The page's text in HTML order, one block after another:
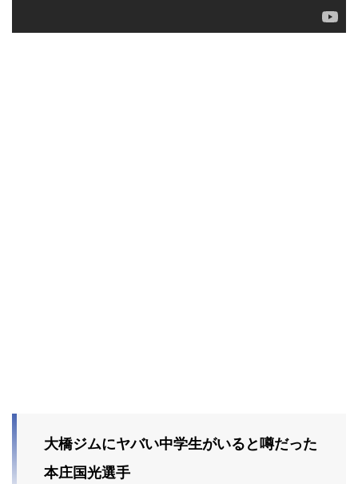
大橋ジムにヤバい中学生がいると噂だった
本庄国光選手